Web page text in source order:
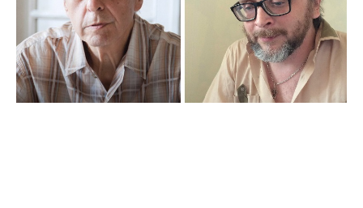
Отправляя заявки на курсы или письма, вы даете
Согласиена обработку персональных данных.